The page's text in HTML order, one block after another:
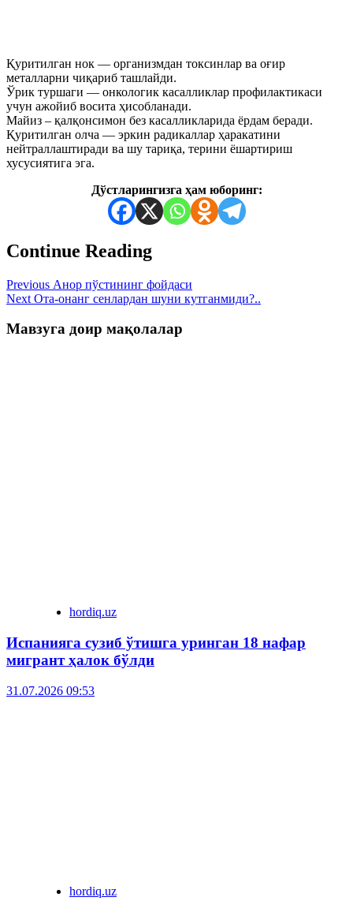
Қуритилган нок — организмдан токсинлар ва оғир
металларни чиқариб ташлайди.
Ўрик туршаги — онкологик касалликлар профилактикаси
учун ажойиб восита ҳисобланади.
Майиз – қалқонсимон без касалликларида ёрдам беради.
Қуритилган олча — эркин радикаллар ҳаракатини
нейтраллаштиради ва шу тариқа, терини ёшартириш
хусусиятига эга.
Дўстларингизга ҳам юборинг:
Continue Reading
Previous Анор пўстининг фойдаси
Next Ота-онанг сенлардан шуни кутганмиди?..
Мавзуга доир мақолалар
hordiq.uz
Испанияга сузиб ўтишга уринган 18 нафар
мигрант ҳалок бўлди
31.07.2026 09:53
hordiq.uz